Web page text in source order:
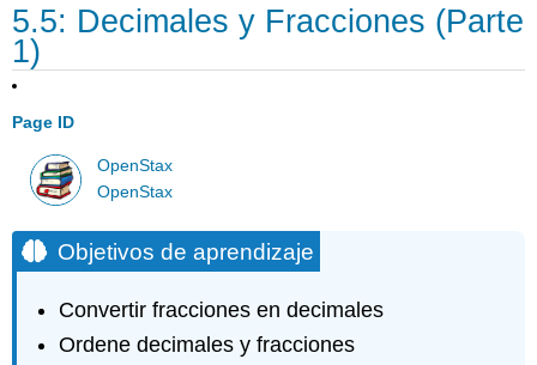
5.5: Decimales y Fracciones (Parte
1)
Page ID
OpenStax
OpenStax
Objetivos de aprendizaje
Convertir fracciones en decimales
Ordene decimales y fracciones